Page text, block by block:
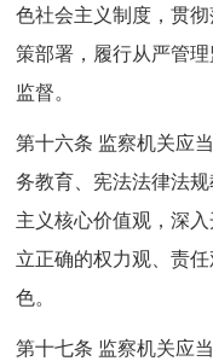
色社会主义制度，贯
策部署，履行从严管
监督。
第十六条 监察机关应
务教育、宪法法律法
主义核心价值观，深
立正确的权力观、责
色。
第十七条 监察机关应